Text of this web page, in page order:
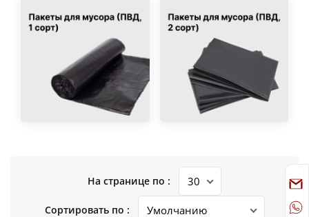
На странице по :
Сортировать по :